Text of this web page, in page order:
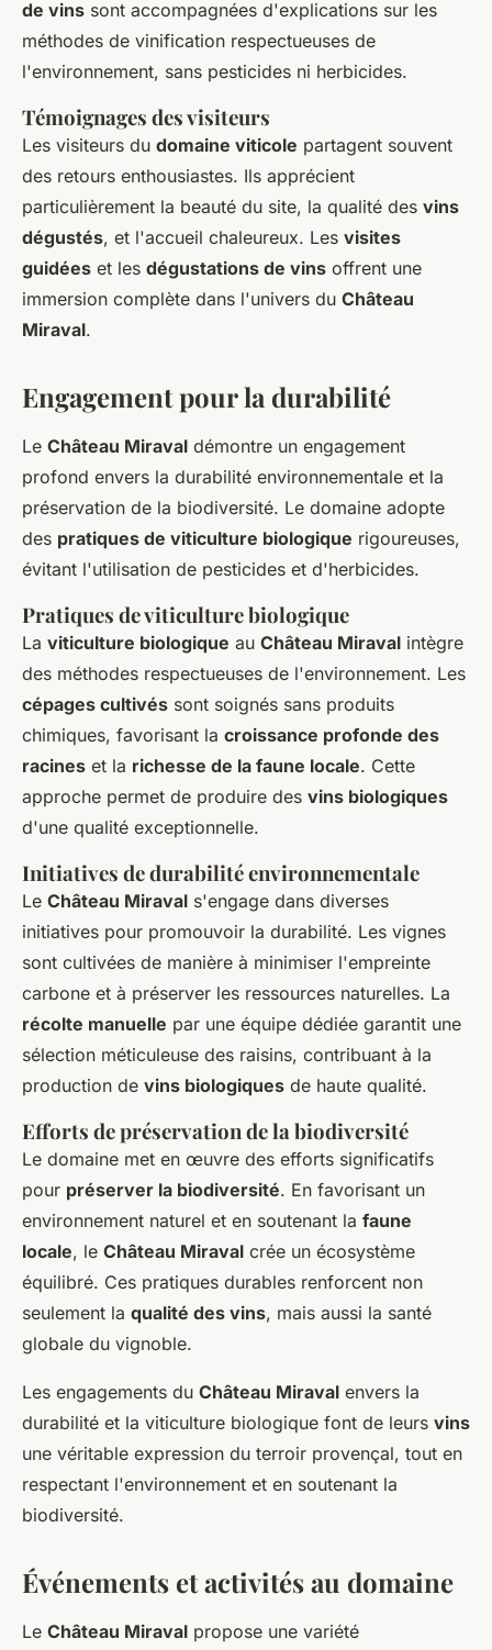
de vins sont accompagnées d'explications sur les
méthodes de vinification respectueuses de
l'environnement, sans pesticides ni herbicides.
Témoignages des visiteurs
Les visiteurs du domaine viticole partagent souvent
des retours enthousiastes. Ils apprécient
particulièrement la beauté du site, la qualité des vins
dégustés, et l'accueil chaleureux. Les visites
guidées et les dégustations de vins offrent une
immersion complète dans l'univers du Château
Miraval.
Engagement pour la durabilité
Le Château Miraval démontre un engagement
profond envers la durabilité environnementale et la
préservation de la biodiversité. Le domaine adopte
des pratiques de viticulture biologique rigoureuses,
évitant l'utilisation de pesticides et d'herbicides.
Pratiques de viticulture biologique
La viticulture biologique au Château Miraval intègre
des méthodes respectueuses de l'environnement. Les
cépages cultivés sont soignés sans produits
chimiques, favorisant la croissance profonde des
racines et la richesse de la faune locale. Cette
approche permet de produire des vins biologiques
d'une qualité exceptionnelle.
Initiatives de durabilité environnementale
Le Château Miraval s'engage dans diverses
initiatives pour promouvoir la durabilité. Les vignes
sont cultivées de manière à minimiser l'empreinte
carbone et à préserver les ressources naturelles. La
récolte manuelle par une équipe dédiée garantit une
sélection méticuleuse des raisins, contribuant à la
production de vins biologiques de haute qualité.
Efforts de préservation de la biodiversité
Le domaine met en œuvre des efforts significatifs
pour préserver la biodiversité. En favorisant un
environnement naturel et en soutenant la faune
locale, le Château Miraval crée un écosystème
équilibré. Ces pratiques durables renforcent non
seulement la qualité des vins, mais aussi la santé
globale du vignoble.
Les engagements du Château Miraval envers la
durabilité et la viticulture biologique font de leurs vins
une véritable expression du terroir provençal, tout en
respectant l'environnement et en soutenant la
biodiversité.
Événements et activités au domaine
Le Château Miraval propose une variété